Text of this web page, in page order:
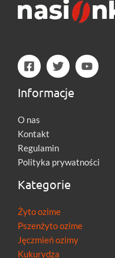
Informacje
O nas
Kontakt
Regulamin
Polityka prywatności
Kategorie
Żyto ozime
Pszenżyto ozime
Jęczmień ozimy
Kukurydza